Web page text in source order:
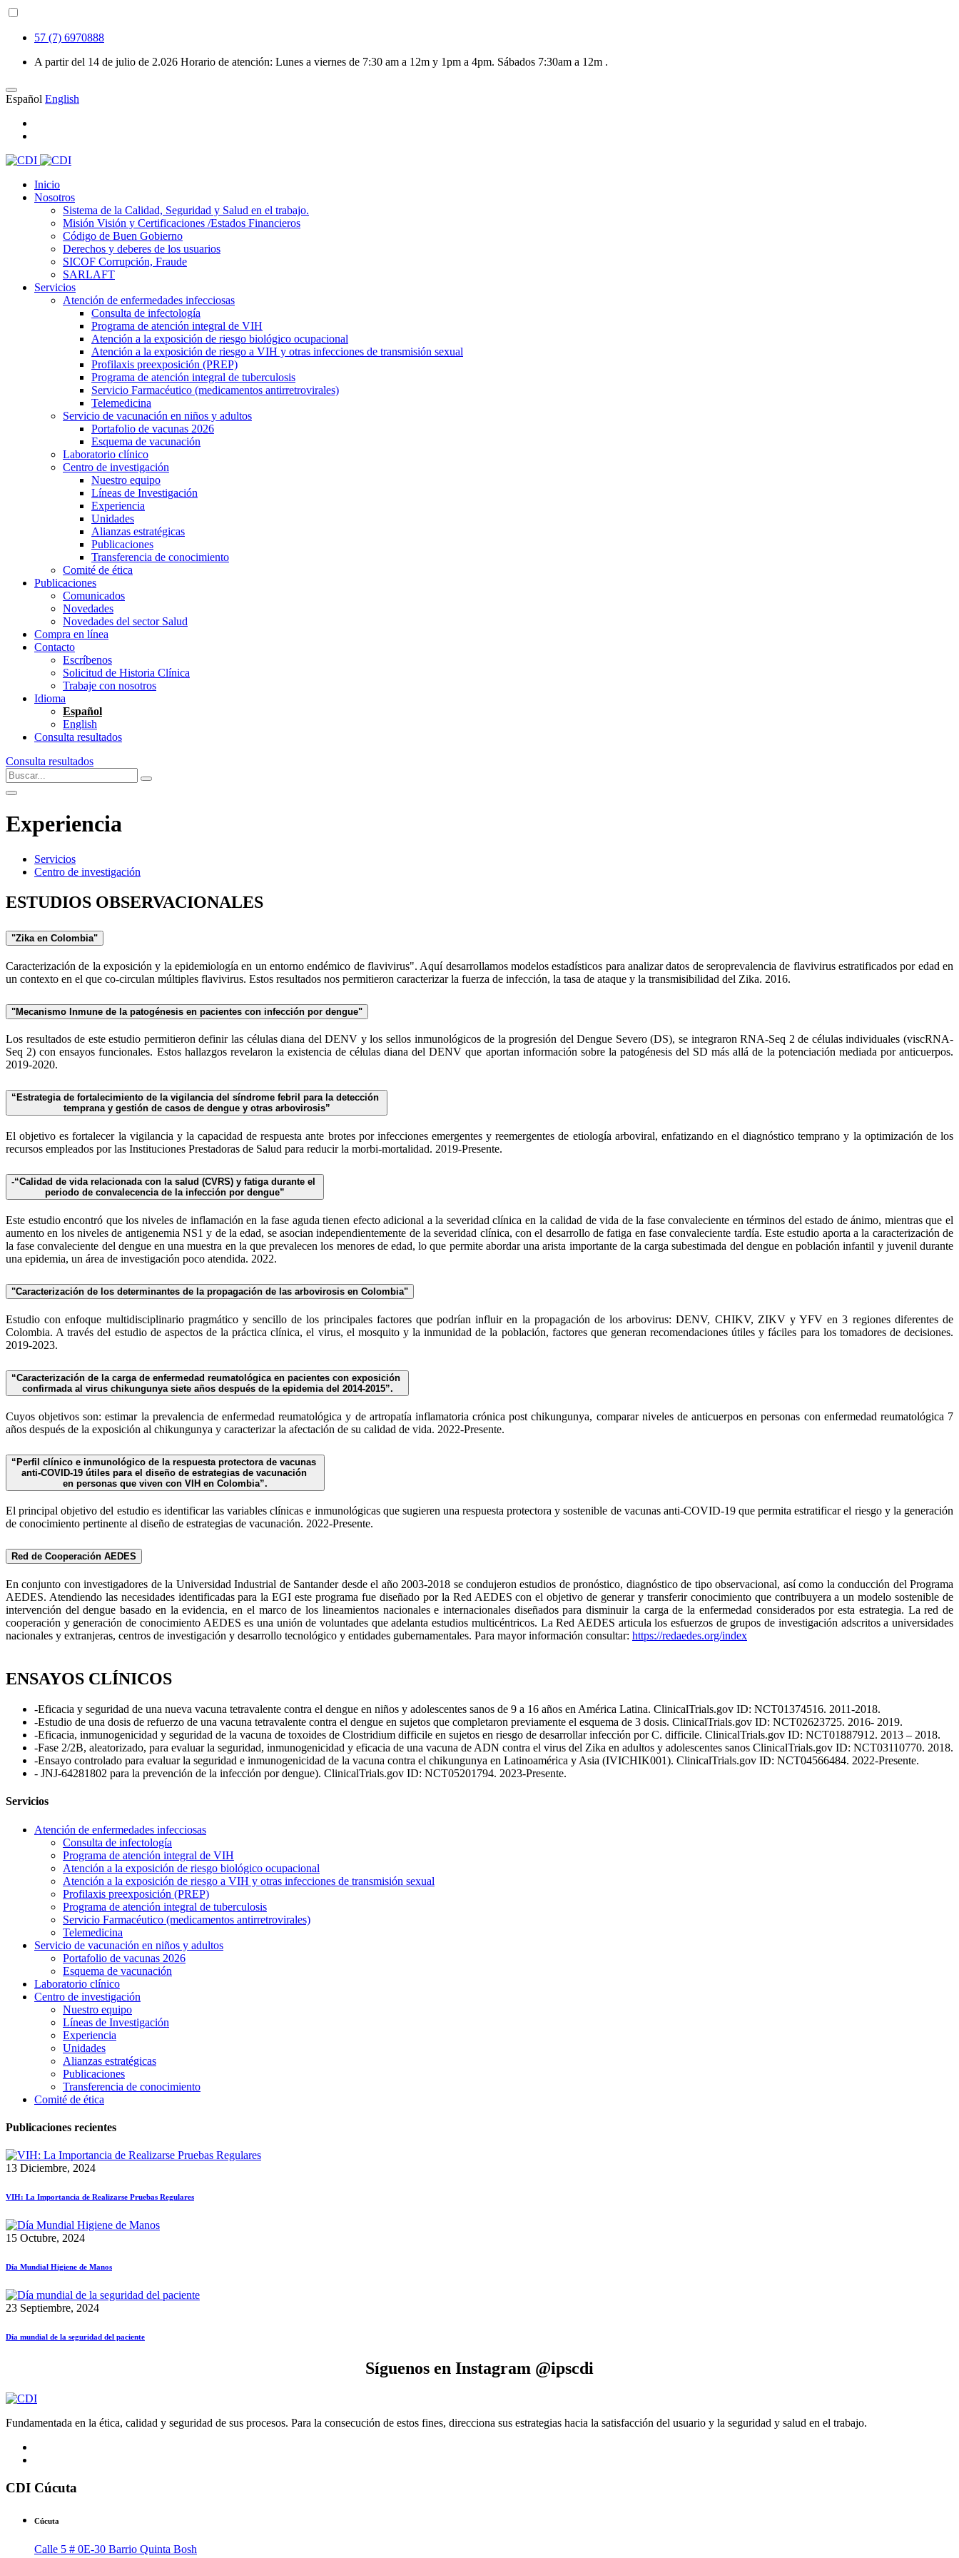
57 (7) 6970888
A partir del 14 de julio de 2.026 Horario de atención: Lunes a viernes de 7:30 am a 12m y 1pm a 4pm. Sábados 7:30am a 12m .
Español English
Inicio
Nosotros
Sistema de la Calidad, Seguridad y Salud en el trabajo.
Misión Visión y Certificaciones /Estados Financieros
Código de Buen Gobierno
Derechos y deberes de los usuarios
SICOF Corrupción, Fraude
SARLAFT
Servicios
Atención de enfermedades infecciosas
Consulta de infectología
Programa de atención integral de VIH
Atención a la exposición de riesgo biológico ocupacional
Atención a la exposición de riesgo a VIH y otras infecciones de transmisión sexual
Profilaxis preexposición (PREP)
Programa de atención integral de tuberculosis
Servicio Farmacéutico (medicamentos antirretrovirales)
Telemedicina
Servicio de vacunación en niños y adultos
Portafolio de vacunas 2026
Esquema de vacunación
Laboratorio clínico
Centro de investigación
Nuestro equipo
Líneas de Investigación
Experiencia
Unidades
Alianzas estratégicas
Publicaciones
Transferencia de conocimiento
Comité de ética
Publicaciones
Comunicados
Novedades
Novedades del sector Salud
Compra en línea
Contacto
Escríbenos
Solicitud de Historia Clínica
Trabaje con nosotros
Idioma
Español
English
Consulta resultados
Consulta resultados
Experiencia
Servicios
Centro de investigación
ESTUDIOS OBSERVACIONALES
"Zika en Colombia"
Caracterización de la exposición y la epidemiología en un entorno endémico de flavivirus". Aquí desarrollamos modelos estadísticos para analizar datos de seroprevalencia de flavivirus estratificados por edad en
un contexto en el que co-circulan múltiples flavivirus. Estos resultados nos permitieron caracterizar la fuerza de infección, la tasa de ataque y la transmisibilidad del Zika. 2016.
"Mecanismo Inmune de la patogénesis en pacientes con infección por dengue"
Los resultados de este estudio permitieron definir las células diana del DENV y los sellos inmunológicos de la progresión del Dengue Severo (DS), se integraron RNA-Seq 2 de células individuales (viscRNA-
Seq 2) con ensayos funcionales. Estos hallazgos revelaron la existencia de células diana del DENV que aportan información sobre la patogénesis del SD más allá de la potenciación mediada por anticuerpos.
2019-2020.
“Estrategia de fortalecimiento de la vigilancia del síndrome febril para la detección
temprana y gestión de casos de dengue y otras arbovirosis”
El objetivo es fortalecer la vigilancia y la capacidad de respuesta ante brotes por infecciones emergentes y reemergentes de etiología arboviral, enfatizando en el diagnóstico temprano y la optimización de los
recursos empleados por las Instituciones Prestadoras de Salud para reducir la morbi-mortalidad. 2019-Presente.
-“Calidad de vida relacionada con la salud (CVRS) y fatiga durante el
periodo de convalecencia de la infección por dengue”
Este estudio encontró que los niveles de inflamación en la fase aguda tienen efecto adicional a la severidad clínica en la calidad de vida de la fase convaleciente en términos del estado de ánimo, mientras que el
aumento en los niveles de antigenemia NS1 y de la edad, se asocian independientemente de la severidad clínica, con el desarrollo de fatiga en fase convaleciente tardía. Este estudio aporta a la caracterización de
la fase convaleciente del dengue en una muestra en la que prevalecen los menores de edad, lo que permite abordar una arista importante de la carga subestimada del dengue en población infantil y juvenil durante
una epidemia, un área de investigación poco atendida. 2022.
"Caracterización de los determinantes de la propagación de las arbovirosis en Colombia"
Estudio con enfoque multidisciplinario pragmático y sencillo de los principales factores que podrían influir en la propagación de los arbovirus: DENV, CHIKV, ZIKV y YFV en 3 regiones diferentes de
Colombia. A través del estudio de aspectos de la práctica clínica, el virus, el mosquito y la inmunidad de la población, factores que generan recomendaciones útiles y fáciles para los tomadores de decisiones.
2019-2023.
“Caracterización de la carga de enfermedad reumatológica en pacientes con exposición
confirmada al virus chikungunya siete años después de la epidemia del 2014-2015”.
Cuyos objetivos son: estimar la prevalencia de enfermedad reumatológica y de artropatía inflamatoria crónica post chikungunya, comparar niveles de anticuerpos en personas con enfermedad reumatológica 7
años después de la exposición al chikungunya y caracterizar la afectación de su calidad de vida. 2022-Presente.
“Perfil clínico e inmunológico de la respuesta protectora de vacunas
anti-COVID-19 útiles para el diseño de estrategias de vacunación
en personas que viven con VIH en Colombia”.
El principal objetivo del estudio es identificar las variables clínicas e inmunológicas que sugieren una respuesta protectora y sostenible de vacunas anti-COVID-19 que permita estratificar el riesgo y la generación
de conocimiento pertinente al diseño de estrategias de vacunación. 2022-Presente.
Red de Cooperación AEDES
En conjunto con investigadores de la Universidad Industrial de Santander desde el año 2003-2018 se condujeron estudios de pronóstico, diagnóstico de tipo observacional, así como la conducción del Programa
AEDES. Atendiendo las necesidades identificadas para la EGI este programa fue diseñado por la Red AEDES con el objetivo de generar y transferir conocimiento que contribuyera a un modelo sostenible de
intervención del dengue basado en la evidencia, en el marco de los lineamientos nacionales e internacionales diseñados para disminuir la carga de la enfermedad considerados por esta estrategia. La red de
cooperación y generación de conocimiento AEDES es una unión de voluntades que adelanta estudios multicéntricos. La Red AEDES articula los esfuerzos de grupos de investigación adscritos a universidades
nacionales y extranjeras, centros de investigación y desarrollo tecnológico y entidades gubernamentales. Para mayor información consultar: https://redaedes.org/index
ENSAYOS CLÍNICOS
-Eficacia y seguridad de una nueva vacuna tetravalente contra el dengue en niños y adolescentes sanos de 9 a 16 años en América Latina. ClinicalTrials.gov ID: NCT01374516. 2011-2018.
-Estudio de una dosis de refuerzo de una vacuna tetravalente contra el dengue en sujetos que completaron previamente el esquema de 3 dosis. ClinicalTrials.gov ID: NCT02623725. 2016- 2019.
-Eficacia, inmunogenicidad y seguridad de la vacuna de toxoides de Clostridium difficile en sujetos en riesgo de desarrollar infección por C. difficile. ClinicalTrials.gov ID: NCT01887912. 2013 – 2018.
-Fase 2/2B, aleatorizado, para evaluar la seguridad, inmunogenicidad y eficacia de una vacuna de ADN contra el virus del Zika en adultos y adolescentes sanos ClinicalTrials.gov ID: NCT03110770. 2018.
-Ensayo controlado para evaluar la seguridad e inmunogenicidad de la vacuna contra el chikungunya en Latinoamérica y Asia (IVICHIK001). ClinicalTrials.gov ID: NCT04566484. 2022-Presente.
- JNJ-64281802 para la prevención de la infección por dengue). ClinicalTrials.gov ID: NCT05201794. 2023-Presente.
Servicios
Atención de enfermedades infecciosas
Consulta de infectología
Programa de atención integral de VIH
Atención a la exposición de riesgo biológico ocupacional
Atención a la exposición de riesgo a VIH y otras infecciones de transmisión sexual
Profilaxis preexposición (PREP)
Programa de atención integral de tuberculosis
Servicio Farmacéutico (medicamentos antirretrovirales)
Telemedicina
Servicio de vacunación en niños y adultos
Portafolio de vacunas 2026
Esquema de vacunación
Laboratorio clínico
Centro de investigación
Nuestro equipo
Líneas de Investigación
Experiencia
Unidades
Alianzas estratégicas
Publicaciones
Transferencia de conocimiento
Comité de ética
Publicaciones recientes
13 Diciembre, 2024
VIH: La Importancia de Realizarse Pruebas Regulares
15 Octubre, 2024
Día Mundial Higiene de Manos
23 Septiembre, 2024
Día mundial de la seguridad del paciente
Síguenos en Instagram @ipscdi
Fundamentada en la ética, calidad y seguridad de sus procesos. Para la consecución de estos fines, direcciona sus estrategias hacia la satisfacción del usuario y la seguridad y salud en el trabajo.
CDI Cúcuta
Cúcuta
Calle 5 # 0E-30 Barrio Quinta Bosh